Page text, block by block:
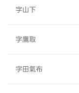
字山下
字鷹取
字田氣布